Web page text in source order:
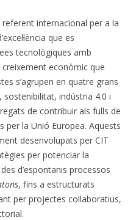
referent internacional per a la
que es
tecnològiques amb
econòmic que
s’agrupen en quatre grans
indústria 4.0 i
de contribuir als fulls de
per la Unió Europea. Aquests
desenvolupats per CIT
per potenciar la
d’espontanis processos
, fins a estructurats
per projectes col·laboratius,